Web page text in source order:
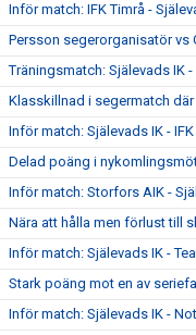
Inför match: IFK Timrå -
Persson segerorganisatör vs
Träningsmatch: Själevads IK
Klasskillnad i segermatch
Inför match: Själevads IK -
Delad poäng i
Inför match: Storfors AIK -
Nära att hålla men förlust till
Inför match: Själevads IK -
Stark poäng mot en av
Inför match: Själevads IK -